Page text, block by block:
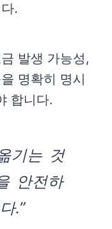
.
발생 가능성,
명확히 명시
합니다.
기는 것
안전하
.”